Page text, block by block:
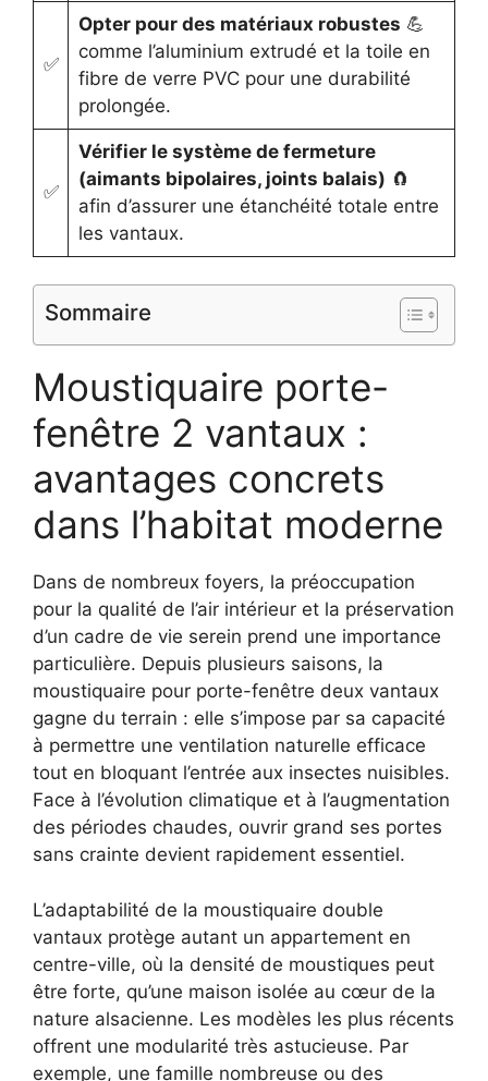
✅
Opter pour des matériaux robustes 💪
comme l’aluminium extrudé et la toile en
fibre de verre PVC pour une durabilité
prolongée.
✅
Vérifier le système de fermeture
(aimants bipolaires, joints balais) 🧲
afin d’assurer une étanchéité totale entre
les vantaux.
Sommaire
Moustiquaire porte-
fenêtre 2 vantaux :
avantages concrets
dans l’habitat moderne
Dans de nombreux foyers, la préoccupation
pour la qualité de l’air intérieur et la préservation
d’un cadre de vie serein prend une importance
particulière. Depuis plusieurs saisons, la
moustiquaire pour porte-fenêtre deux vantaux
gagne du terrain : elle s’impose par sa capacité
à permettre une ventilation naturelle efficace
tout en bloquant l’entrée aux insectes nuisibles.
Face à l’évolution climatique et à l’augmentation
des périodes chaudes, ouvrir grand ses portes
sans crainte devient rapidement essentiel.
L’adaptabilité de la moustiquaire double
vantaux protège autant un appartement en
centre-ville, où la densité de moustiques peut
être forte, qu’une maison isolée au cœur de la
nature alsacienne. Les modèles les plus récents
offrent une modularité très astucieuse. Par
exemple, une famille nombreuse ou des